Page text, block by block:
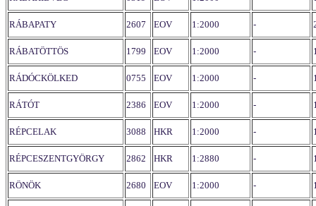
RÁBAPATY 2607 EOV 1:2000 -
RÁBATÖTTÖS 1799 EOV 1:2000 -
RÁDÓCKÖLKED 0755 EOV 1:2000 -
RÁTÓT 2386 EOV 1:2000 -
RÉPCELAK 3088 HKR 1:2000 -
RÉPCESZENTGYÖRGY 2862 HKR 1:2880 -
RÖNÖK 2680 EOV 1:2000 -